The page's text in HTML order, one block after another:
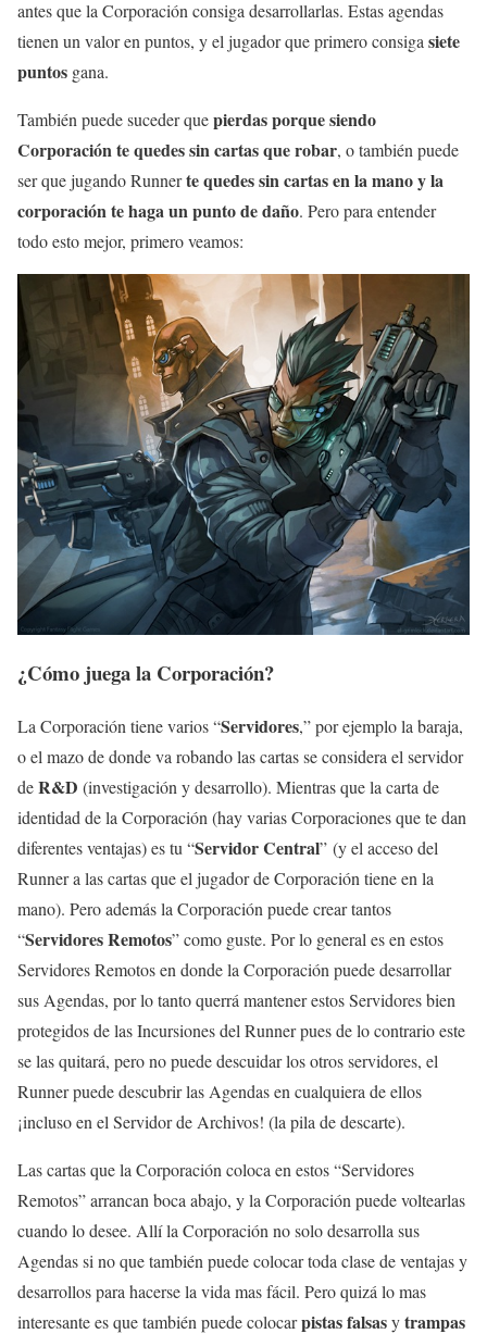
antes que la Corporación consiga desarrollarlas. Estas agendas
tienen un valor en puntos, y el jugador que primero consiga siete
puntos gana.
También puede suceder quepierdas porque siendo
Corporación te quedes sin cartas que robar, o también puede
ser que jugando Runnerte quedes sin cartas en la mano y la
corporación te haga un punto de daño. Pero para entender
todo esto mejor, primero veamos:
¿Cómo juega la Corporación?
La Corporación tiene varios “Servidores,” por ejemplo la baraja,
o el mazo de donde va robando las cartas se considera el servidor
deR&D (investigación y desarrollo). Mientras que la carta de
identidad de la Corporación (hay varias Corporaciones que te dan
diferentes ventajas) es tu “Servidor Central” (y el acceso del
Runner a las cartas que el jugador de Corporación tiene en la
mano). Pero además la Corporación puede crear tantos
“Servidores Remotos” como guste. Por lo general es en estos
Servidores Remotos en donde la Corporación puede desarrollar
sus Agendas, por lo tanto querrá mantener estos Servidores bien
protegidos de las Incursiones del Runner pues de lo contrario este
se las quitará, pero no puede descuidar los otros servidores, el
Runner puede descubrir las Agendas en cualquiera de ellos
¡incluso en el Servidor de Archivos! (la pila de descarte).
Las cartas que la Corporación coloca en estos “Servidores
Remotos” arrancan boca abajo, y la Corporación puede voltearlas
cuando lo desee. Allí la Corporación no solo desarrolla sus
Agendas si no que también puede colocar toda clase de ventajas y
desarrollos para hacerse la vida mas fácil. Pero quizá lo mas
interesante es que también puede colocarpistas falsasytrampas